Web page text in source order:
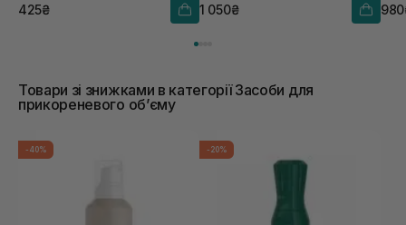
425₴ 1 050₴
Товари зі знижками в категорії Засоби для
прикореневого обʼєму
-40% -20%